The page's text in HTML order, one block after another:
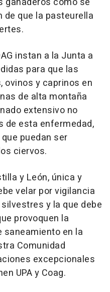
de que la pasteurella
instan a la Junta a
para que las
ovinos y caprinos en
de alta montaña
extensivo no
de esta enfermedad,
puedan ser
ciervos.
y León, única y
velar por vigilancia
y la que debe
provoquen la
saneamiento en la
Comunidad
excepcionales
UPA y Coag.